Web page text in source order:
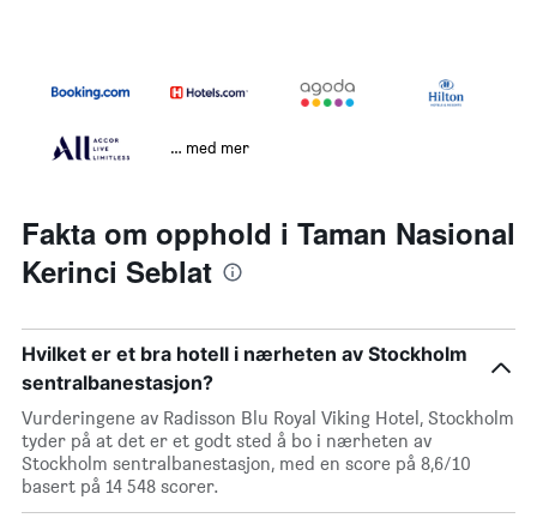
… med mer
Fakta om opphold i Taman Nasional
Kerinci Seblat
Hvilket er et bra hotell i nærheten av Stockholm
sentralbanestasjon?
Vurderingene av Radisson Blu Royal Viking Hotel, Stockholm
tyder på at det er et godt sted å bo i nærheten av
Stockholm sentralbanestasjon, med en score på 8,6/10
basert på 14 548 scorer.